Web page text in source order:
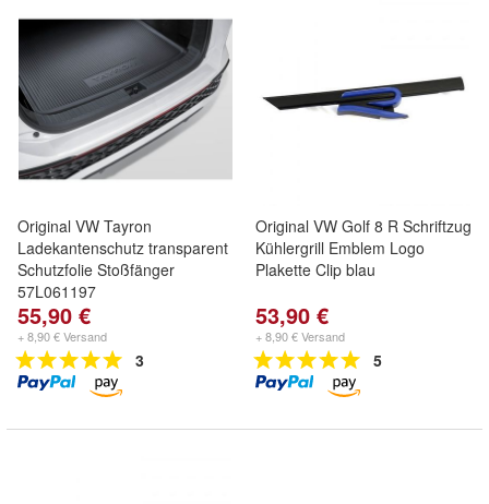
Original VW Tayron
Ladekantenschutz transparent
Schutzfolie Stoßfänger
57L061197
55,90 €
+ 8,90 € Versand
3
Original VW Golf 8 R Schriftzug
Kühlergrill Emblem Logo
Plakette Clip blau
53,90 €
+ 8,90 € Versand
5